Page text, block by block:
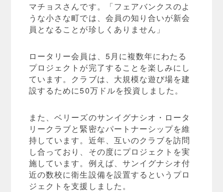
マチョスさんです。「フェアバンクスのよ
うな小さな町では、会員の知り合いが新会
員となることが珍しくありません」
ロータリー会員は、5月に複数年にわたる
プロジェクトが完了することを楽しみにし
ています。クラブは、大規模な遊び場を建
設するために50万ドルを投資しました。
また、ベリーズのサンイグナシオ・ロータ
リークラブと緊密なパートナーシップを維
持しています。近年、互いのクラブを訪問
し合っており、その度にプロジェクトを実
施しています。例えば、サンイグナシオ付
近の数校に衛生設備を設置するというプロ
ジェクトを支援しました。